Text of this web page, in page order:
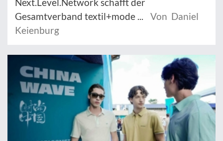
Gesamtverband textil+mode ...
Von Daniel
Keienburg